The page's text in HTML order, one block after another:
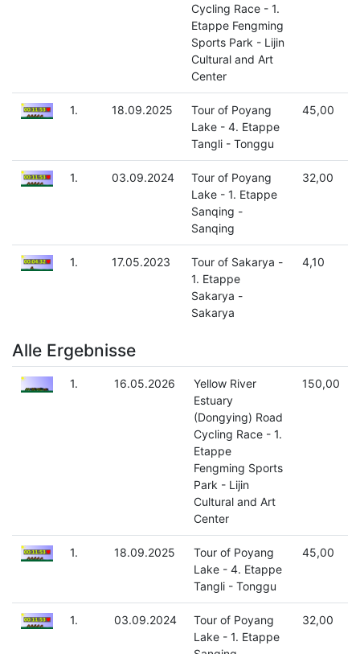
Cycling Race - 1.
Etappe Fengming
Sports Park - Lijin
Cultural and Art
Center
1. 18.09.2025
Tour of Poyang
Lake - 4. Etappe
Tangli - Tonggu
45,00
1. 03.09.2024
Tour of Poyang
Lake - 1. Etappe
Sanqing -
Sanqing
32,00
1. 17.05.2023
Tour of Sakarya -
1. Etappe
Sakarya -
Sakarya
4,10
Alle Ergebnisse
1. 16.05.2026
Yellow River
Estuary
(Dongying) Road
Cycling Race - 1.
Etappe
Fengming Sports
Park - Lijin
Cultural and Art
Center
150,00
1. 18.09.2025
Tour of Poyang
Lake - 4. Etappe
Tangli - Tonggu
45,00
1. 03.09.2024
Tour of Poyang
Lake - 1. Etappe
32,00